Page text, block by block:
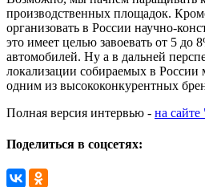
производственных площадок.
организовать в России научно-
это имеет целью завоевать от 5 до
автомобилей. Ну а в дальней
локализации собираемых в России
одним из высококонкурентных
Полная версия интервью - на
Поделиться в соцсетях: